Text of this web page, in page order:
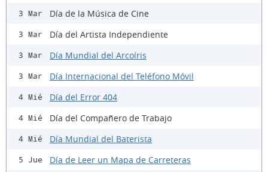
3 Mar Día de la Música de Cine
3 Mar Día del Artista Independiente
3 Mar Día Mundial del Arcoíris
3 Mar Día Internacional del Teléfono Móvil
4 Mié Día del Error 404
4 Mié Día del Compañero de Trabajo
4 Mié Día Mundial del Baterista
5 Jue Día de Leer un Mapa de Carreteras